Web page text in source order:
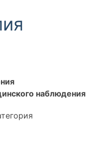
наблюдения